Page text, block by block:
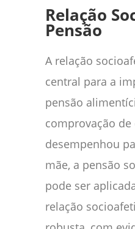
Relação
Pensão
A relação
central para a
pensão
comprovação
desempenhou
mãe, a pensão
pode ser
relação